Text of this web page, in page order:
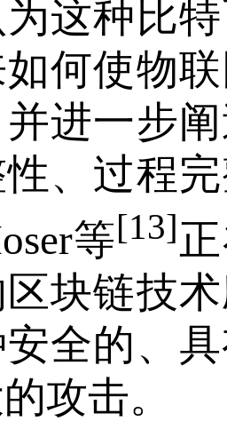
这种比
何使物
进一步
、过程
等[13]
块链技
全的、
攻击。